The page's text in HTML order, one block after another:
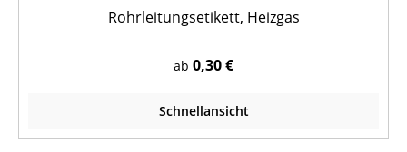
Rohrleitungsetikett, Heizgas
ab 0,30 €
Schnellansicht